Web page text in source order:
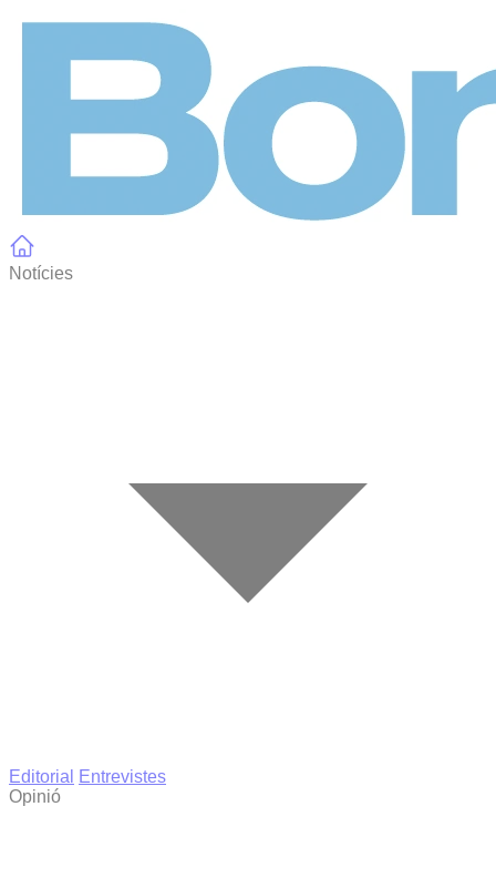
Notícies
Editorial
Entrevistes
Opinió